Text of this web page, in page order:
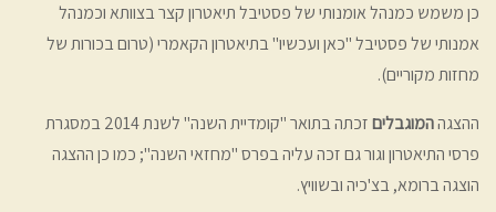
כן משמש כמנהל אומנותי של פסטיבל תיאטרון קצר בצוותא וכמנהל
אמנותי של פסטיבל "כאן ועכשיו" בתיאטרון הקאמרי (טרום בכורות של
מחזות מקוריים).
ההצגההמוגבלים
זכתה בתואר "קומדיית השנה" לשנת 2014 במסגרת
פרסי התיאטרון וגור גם זכה עליה בפרס "מחזאי השנה"; כמו כן ההצגה
הוצגה ברומא, בצ'כיה ובשוויץ.